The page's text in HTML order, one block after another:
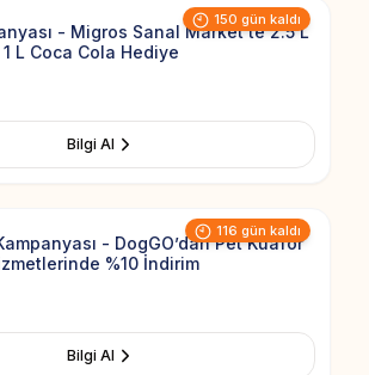
150 gün kaldı
- Migros Sanal Market'te 2.5 L
L Coca Cola Hediye
Bilgi Al
116 gün kaldı
Add to
- DogGO’dan Pet Kuaför
%10 İndirim
Bilgi Al